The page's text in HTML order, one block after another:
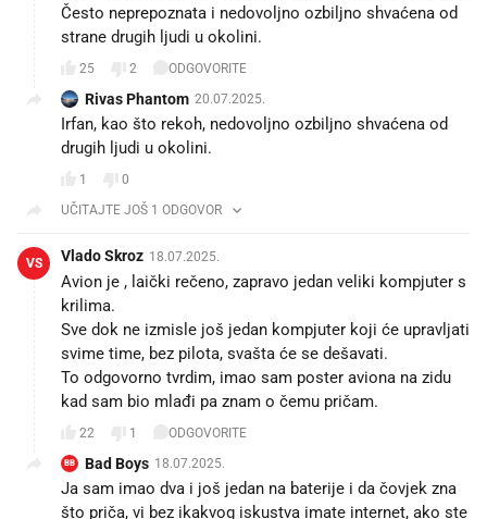
Često neprepoznata i nedovoljno ozbiljno shvaćena od
strane drugih ljudi u okolini.
25 2 ODGOVORITE
Rivas Phantom 20.07.2025.
Irfan, kao što rekoh, nedovoljno ozbiljno shvaćena od
drugih ljudi u okolini.
1
0
UČITAJTE JOŠ 1 ODGOVOR
VS Vlado Skroz 18.07.2025.
Avion je , laički rečeno, zapravo jedan veliki kompjuter s
krilima.
Sve dok ne izmisle još jedan kompjuter koji će upravljati
svime time, bez pilota, svašta će se dešavati.
To odgovorno tvrdim, imao sam poster aviona na zidu
kad sam bio mlađi pa znam o čemu pričam.
22 1 ODGOVORITE
BB Bad Boys 18.07.2025.
Ja sam imao dva i još jedan na baterije i da čovjek zna
što priča, vi bez ikakvog iskustva imate internet, ako ste